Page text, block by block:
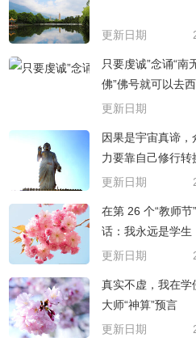
更新日期
只要虔诚”念诵“南
佛”佛号就可以去西
界，对吗？
更新日期
因果是宇宙真谛，
力要靠自己修行转
更新日期
在第 26 个“教师节
话：我永远是学生
更新日期
真实不虚，我在学
大师“神算”预言
更新日期